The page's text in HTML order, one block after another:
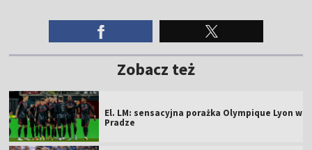
Zobacz też
El. LM: sensacyjna porażka Olympique Lyon w
Pradze